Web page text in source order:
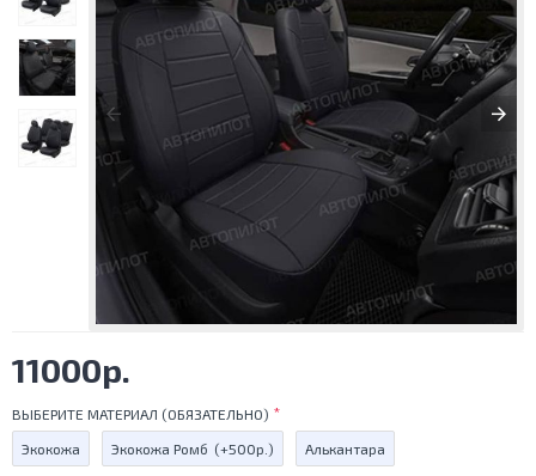
11000р.
ВЫБЕРИТЕ МАТЕРИАЛ (ОБЯЗАТЕЛЬНО)
Экокожа Экокожа Ромб (+500р.) Алькантара